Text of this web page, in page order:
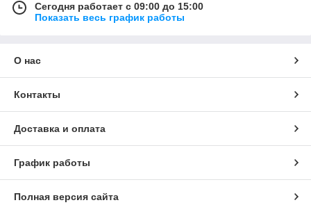
Сегодня работает с 09:00 до 15:00
Показать весь график работы
О нас
Контакты
Доставка и оплата
График работы
Полная версия сайта